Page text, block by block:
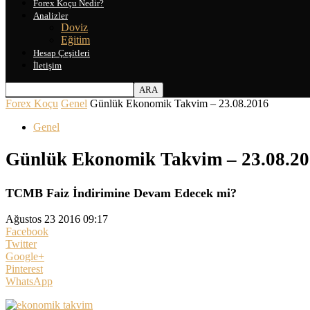
Forex Koçu Nedir?
Analizler
Doviz
Eğitim
Hesap Çeşitleri
İletişim
Forex Koçu Genel Günlük Ekonomik Takvim – 23.08.2016
Genel
Günlük Ekonomik Takvim –
TCMB Faiz İndirimine Devam Edecek mi?
Ağustos 23 2016 09:17
Facebook
Twitter
Google+
Pinterest
WhatsApp